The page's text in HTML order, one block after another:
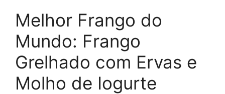
Melhor Frango do
Mundo: Frango
Grelhado com Ervas e
Molho de Iogurte